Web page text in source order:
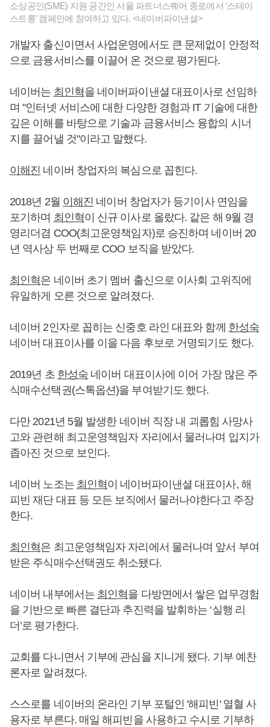
소상공인(SME) 지원 공간인 서울 파트너스퀘어 종로에서 ‘스테이
스트롱’ 캠페인에 참여하고 있다. <네이버파이낸셜>
개발자 출신이면서 사업운영에서도 큰 문제없이 안정적
으로 금융서비스를 이끌어 온 것으로 평가된다.
네이버는 최인혁을 네이버파이낸셜 대표이사로 선임하
며 "인터넷 서비스에 대한 다양한 경험과 IT 기술에 대한
깊은 이해를 바탕으로 기술과 금융서비스 융합의 시너
지를 끌어낼 것"이라고 말했다.
이해진 네이버 창업자의 복심으로 꼽힌다.
2018년 2월 이해진 네이버 창업자가 등기이사 연임을
포기하며 최인혁이 신규 이사로 올랐다. 같은 해 9월 경
영리더겸 COO(최고운영책임자)로 승진하며 네이버 20
년 역사상 두 번째로 COO 보직을 받았다.
최인혁은 네이버 초기 멤버 출신으로 이사회 고위직에
유일하게 오른 것으로 알려졌다.
네이버 2인자로 꼽히는 신중호 라인 대표와 함께 한성숙
네이버 대표이사를 이을 다음 후보로 거명되기도 했다.
2019년 초 한성숙 네이버 대표이사에 이어 가장 많은 주
식매수선택권(스톡옵션)을 부여받기도 했다.
다만 2021년 5월 발생한 네이버 직장 내 괴롭힘 사망사
고와 관련해 최고운영책임자 자리에서 물러나며 입지가
좁아진 것으로 보인다.
네이버 노조는 최인혁이 네이버파이낸셜 대표이사, 해
피빈 재단 대표 등 모든 보직에서 물러나야한다고 주장
한다.
최인혁은 최고운영책임자 자리에서 물러나며 앞서 부여
받은 주식매수선택권도 취소됐다.
네이버 내부에서는 최인혁을 다방면에서 쌓은 업무경험
을 기반으로 빠른 결단과 추진력을 발휘하는 ‘실행 리
더’로 평가한다.
교회를 다니면서 기부에 관심을 지니게 됐다. 기부 예찬
론자로 알려졌다.
스스로를 네이버의 온라인 기부 포털인 '해피빈' 열혈 사
용자로 부른다. 매일 해피빈을 사용하고 수시로 기부하